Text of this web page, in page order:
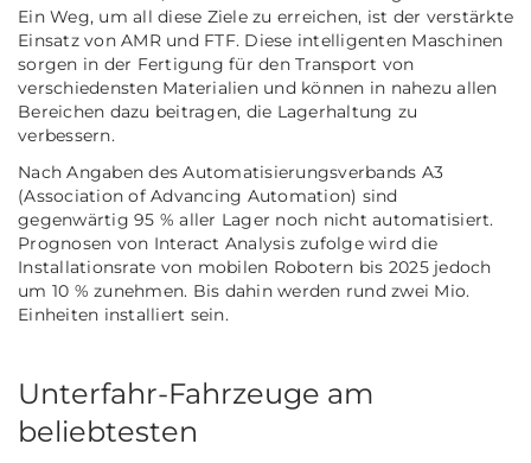
Ein Weg, um all diese Ziele zu erreichen, ist der verstärkte
Einsatz von AMR und FTF. Diese intelligenten Maschinen
sorgen in der Fertigung für den Transport von
verschiedensten Materialien und können in nahezu allen
Bereichen dazu beitragen, die Lagerhaltung zu
verbessern.
Nach Angaben des Automatisierungsverbands A3
(Association of Advancing Automation) sind
gegenwärtig 95 % aller Lager noch nicht automatisiert.
Prognosen von Interact Analysis zufolge wird die
Installationsrate von mobilen Robotern bis 2025 jedoch
um 10 % zunehmen. Bis dahin werden rund zwei Mio.
Einheiten installiert sein.
Unterfahr-Fahrzeuge am
beliebtesten